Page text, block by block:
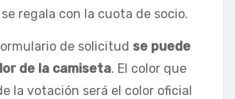
regala con la cuota de socio.
de solicitud se puede
de la camiseta. El color que
la votación será el color oficial